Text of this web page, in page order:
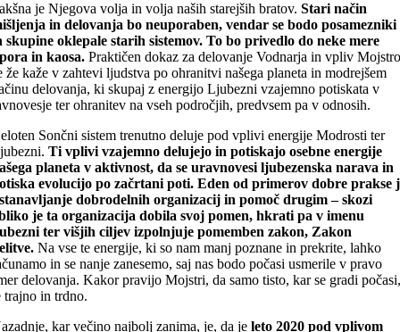
je Njegova volja in volja naših starejših bratov.Stari način
in delovanja bo neuporaben, vendar se bodo posamezniki
skupine oklepale starih sistemov. To bo privedlo do neke mere
in kaosa. Praktičen dokaz za delovanje Vodnarja in vpliv
že kaže v zahtevi ljudstva po ohranitvi našega planeta in modrejšem
delovanja, ki skupaj z energijo Ljubezni vzajemno potiskata v
ter ohranitev na vseh področjih, predvsem pa v odnosih.
Sončni sistem trenutno deluje pod vplivi energije Modrosti ter
Ti vplivi vzajemno delujejo in potiskajo osebne energije
planeta v aktivnost, da se uravnovesi ljubezenska narava in
evolucijo po začrtani poti. Eden od primerov dobre prakse
dobrodelnih organizacij in pomoč drugim – skozi
je ta organizacija dobila svoj pomen, hkrati pa v imenu
ter višjih ciljev izpolnjuje pomemben zakon, Zakon
Na vse te energije, ki so nam manj poznane in prekrite, lahko
in se nanje zanesemo, saj nas bodo počasi usmerile v pravo
delovanja. Kakor pravijo Mojstri, da samo tisto, kar se gradi
trajno in trdno.
kar večino najbolj zanima, je, da jeleto 2020 pod vplivom